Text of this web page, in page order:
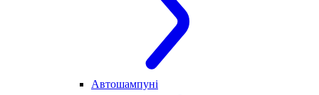
Автошампуні